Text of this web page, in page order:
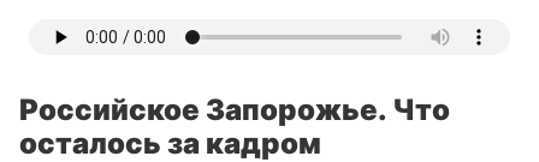
Российское Запорожье. Что
осталось за кадром